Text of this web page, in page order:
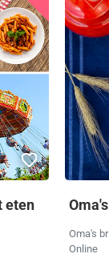
eten
Oma's
Online